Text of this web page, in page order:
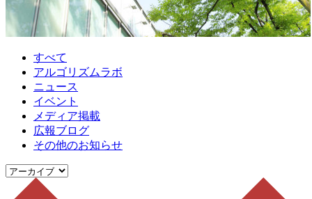
すべて
アルゴリズムラボ
ニュース
イベント
メディア掲載
広報ブログ
その他のお知らせ